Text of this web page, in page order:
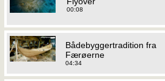
00:08
Bådebyggertradition fra
Færøerne
04:34